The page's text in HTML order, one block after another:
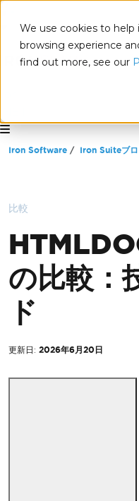
We use cookies to
browsing experience
find out more, see our
フッターコンテンツにスキ
Iron Software Iron Suiteブ
比較
の比較：
ド
更新日: 2026年6月20日